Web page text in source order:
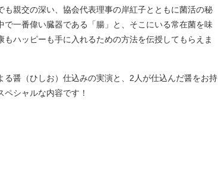
も親交の深い、協会代表理事の岸紅子とともに菌活の秘
で一番偉い臓器である「腸」と、そこにいる常在菌を味
もハッピーも手に入れるための方法を伝授してもらえま
る醤（ひしお）仕込みの実演と、2人が仕込んだ醤をお持
シャルな内容です！